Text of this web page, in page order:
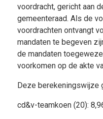
voordracht, gericht aan
gemeenteraad. Als de
voordrachten ontvangt
mandaten te begeven
de mandaten
voorkomen op de akte
Deze berekeningswijze
cd&v-teamkoen (20):